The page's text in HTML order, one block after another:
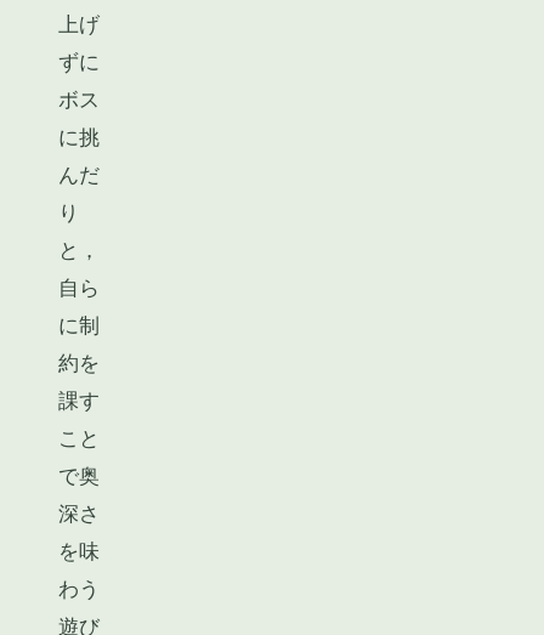
上げ
ずに
ボス
に挑
んだ
り
と，
自ら
に制
約を
課す
こと
で奥
深さ
を味
わう
遊び